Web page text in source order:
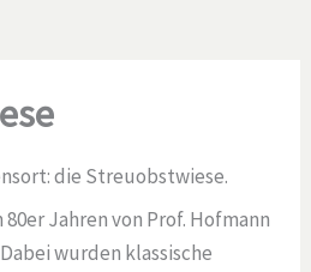
die Streuobstwiese.
Jahren von Prof. Hofmann
wurden klassische